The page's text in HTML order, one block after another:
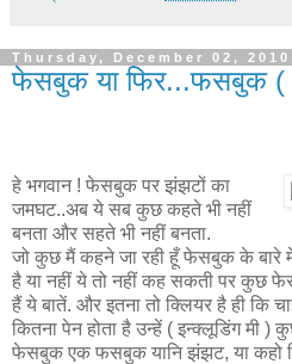
Thursday, December 02, 2010
फेसबुक या फिर...फसबुक (
हे भगवान ! फेसबुक पर झंझटों का
जमघट..अब ये सब कुछ कहते भी नहीं
बनता और सहते भी नहीं बनता.
जो कुछ मैं कहने जा रही हूँ फेसबुक के बारे
है या नहीं ये तो नहीं कह सकती पर कुछ
हैं ये बातें. और इतना तो क्लियर है ही कि
कितना पेन होता है उन्हें ( इन्क्लूडिंग मी
फेसबुक एक फसबुक यानि झंझट, या कहो